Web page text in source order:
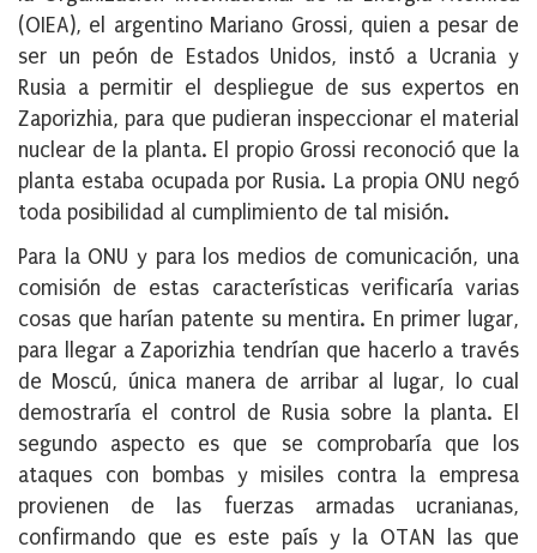
(OIEA), el argentino Mariano Grossi, quien a pesar de
ser un peón de Estados Unidos, instó a Ucrania y
Rusia a permitir el despliegue de sus expertos en
Zaporizhia, para que pudieran inspeccionar el material
nuclear de la planta. El propio Grossi reconoció que la
planta estaba ocupada por Rusia. La propia ONU negó
toda posibilidad al cumplimiento de tal misión.
Para la ONU y para los medios de comunicación, una
comisión de estas características verificaría varias
cosas que harían patente su mentira. En primer lugar,
para llegar a Zaporizhia tendrían que hacerlo a través
de Moscú, única manera de arribar al lugar, lo cual
demostraría el control de Rusia sobre la planta. El
segundo aspecto es que se comprobaría que los
ataques con bombas y misiles contra la empresa
provienen de las fuerzas armadas ucranianas,
confirmando que es este país y la OTAN las que